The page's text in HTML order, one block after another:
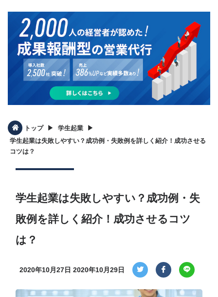
トップ ▶︎ 学生起業 ▶︎
学生起業は失敗しやすい？成功例・失敗例を詳しく紹介！成功させる
コツは？
学生起業は失敗しやすい？成功例・失
敗例を詳しく紹介！成功させるコツ
は？
2020年10月27日 2020年10月29日